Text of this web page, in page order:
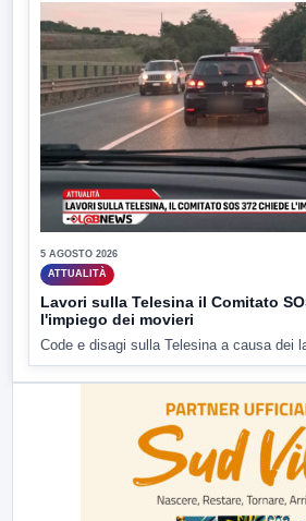
5 AGOSTO 2026
ATTUALITÀ
Lavori sulla Telesina il Comitato
l'impiego dei movieri
Code e disagi sulla Telesina a causa dei